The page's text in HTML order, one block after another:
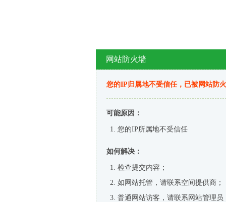
网站防火墙
您的IP归属地不受信任，已被网站防
可能原因：
您的IP所属地不受信任
如何解决：
检查提交内容；
如网站托管，请联系空间提供商；
普通网站访客，请联系网站管理员